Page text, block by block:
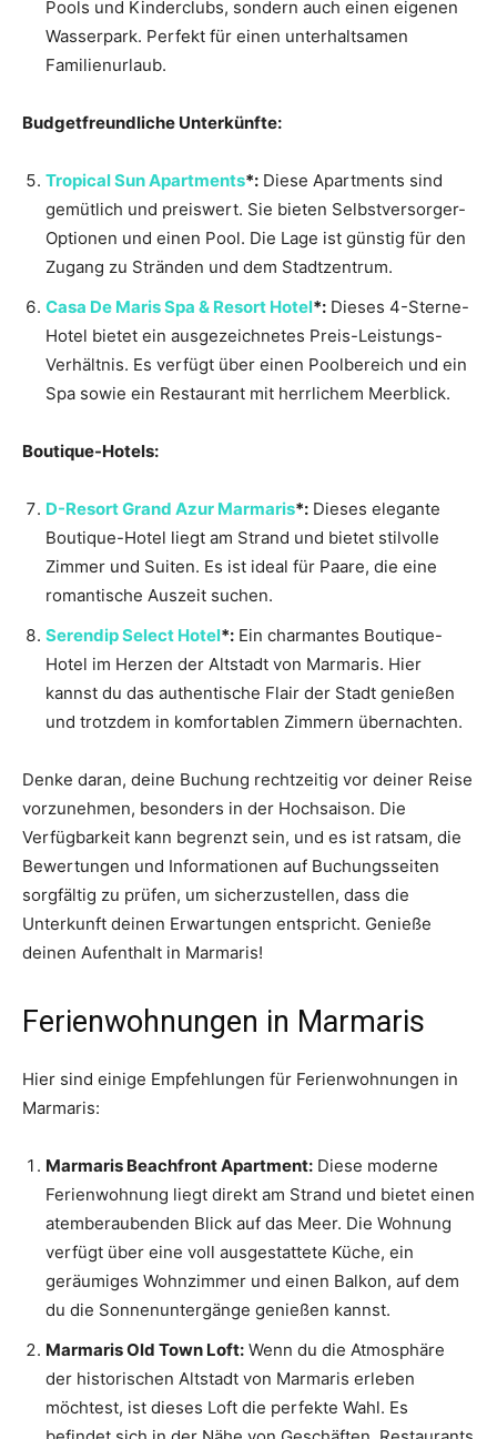
Pools und Kinderclubs, sondern auch einen eigenen
Wasserpark. Perfekt für einen unterhaltsamen
Familienurlaub.
Budgetfreundliche Unterkünfte:
Tropical Sun Apartments*: Diese Apartments sind
gemütlich und preiswert. Sie bieten Selbstversorger-
Optionen und einen Pool. Die Lage ist günstig für den
Zugang zu Stränden und dem Stadtzentrum.
Casa De Maris Spa & Resort Hotel*: Dieses 4-Sterne-
Hotel bietet ein ausgezeichnetes Preis-Leistungs-
Verhältnis. Es verfügt über einen Poolbereich und ein
Spa sowie ein Restaurant mit herrlichem Meerblick.
Boutique-Hotels:
D-Resort Grand Azur Marmaris*: Dieses elegante
Boutique-Hotel liegt am Strand und bietet stilvolle
Zimmer und Suiten. Es ist ideal für Paare, die eine
romantische Auszeit suchen.
Serendip Select Hotel*: Ein charmantes Boutique-
Hotel im Herzen der Altstadt von Marmaris. Hier
kannst du das authentische Flair der Stadt genießen
und trotzdem in komfortablen Zimmern übernachten.
Denke daran, deine Buchung rechtzeitig vor deiner Reise
vorzunehmen, besonders in der Hochsaison. Die
Verfügbarkeit kann begrenzt sein, und es ist ratsam, die
Bewertungen und Informationen auf Buchungsseiten
sorgfältig zu prüfen, um sicherzustellen, dass die
Unterkunft deinen Erwartungen entspricht. Genieße
deinen Aufenthalt in Marmaris!
Ferienwohnungen in Marmaris
Hier sind einige Empfehlungen für Ferienwohnungen in
Marmaris:
Marmaris Beachfront Apartment: Diese moderne
Ferienwohnung liegt direkt am Strand und bietet einen
atemberaubenden Blick auf das Meer. Die Wohnung
verfügt über eine voll ausgestattete Küche, ein
geräumiges Wohnzimmer und einen Balkon, auf dem
du die Sonnenuntergänge genießen kannst.
Marmaris Old Town Loft: Wenn du die Atmosphäre
der historischen Altstadt von Marmaris erleben
möchtest, ist dieses Loft die perfekte Wahl. Es